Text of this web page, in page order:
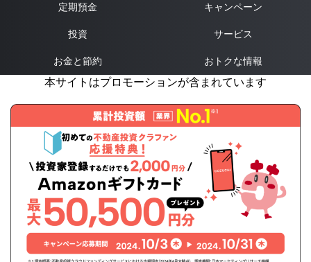
定期預金 キャンペーン
投資 サービス
お金と節約 おトクな情報
本サイトはプロモーションが含まれています